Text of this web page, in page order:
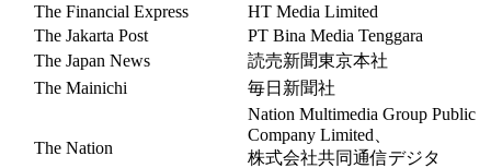
The Financial Express
HT Media Limited
The Jakarta Post
PT Bina Media Tenggara
The Japan News
読売新聞東京本社
The Mainichi
毎日新聞社
The Nation
Nation Multimedia Group Public
Company Limited、
株式会社共同通信デジタ